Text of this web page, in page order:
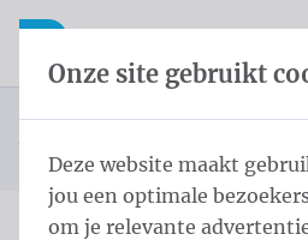
Inhoud overslaan
Taalkeuze overslaan
Open mobiele navigatie
U bevindt zich hier:
Landenvlaggen Noord-Amerika
Vlag Saint-Pierre en Miquelon
Onze site gebruikt
Deze website maakt
jou een optimale
om je relevante